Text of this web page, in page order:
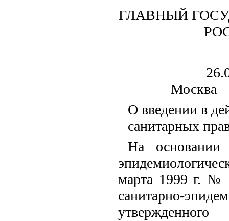
ГЛАВНЫЙ
О введении в
санитарных
На основании
марта 1999 г. №
санитарно-